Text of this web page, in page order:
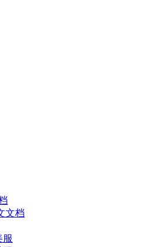
文档
服